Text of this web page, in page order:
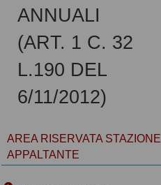
ANNUALI
(ART. 1 C. 32
L.190 DEL
6/11/2012)
AREA RISERVATA STAZIONE
APPALTANTE